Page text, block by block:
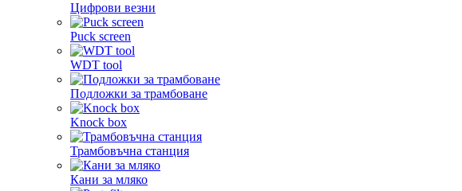
Цифрови везни
Puck screen
WDT tool
Подложки за трамбоване
Knock box
Трамбовъчна станция
Кани за мляко